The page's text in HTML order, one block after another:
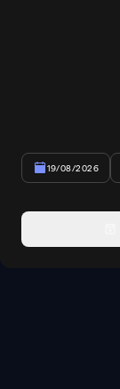
19/08/2026